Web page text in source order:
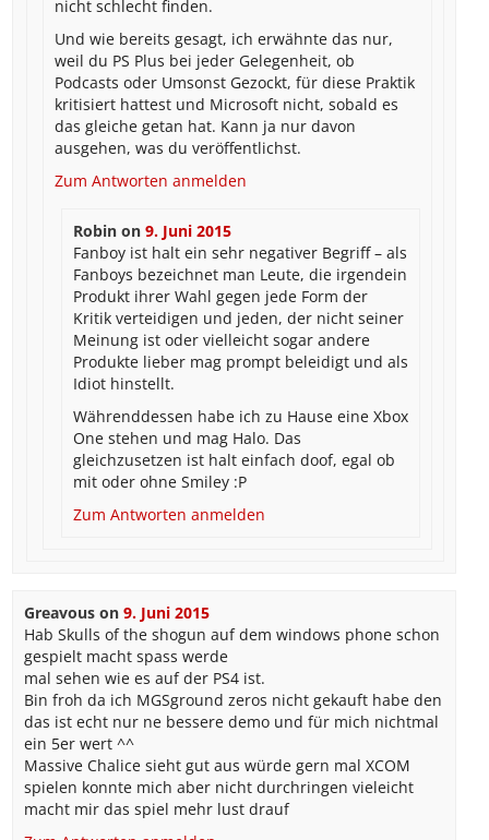
nicht schlecht finden.
Und wie bereits gesagt, ich erwähnte das nur,
weil du PS Plus bei jeder Gelegenheit, ob
Podcasts oder Umsonst Gezockt, für diese Praktik
kritisiert hattest und Microsoft nicht, sobald es
das gleiche getan hat. Kann ja nur davon
ausgehen, was du veröffentlichst.
Zum Antworten anmelden
Robinon 9. Juni 2015
Fanboy ist halt ein sehr negativer Begriff – als
Fanboys bezeichnet man Leute, die irgendein
Produkt ihrer Wahl gegen jede Form der
Kritik verteidigen und jeden, der nicht seiner
Meinung ist oder vielleicht sogar andere
Produkte lieber mag prompt beleidigt und als
Idiot hinstellt.
Währenddessen habe ich zu Hause eine Xbox
One stehen und mag Halo. Das
gleichzusetzen ist halt einfach doof, egal ob
mit oder ohne Smiley :P
Zum Antworten anmelden
Greavouson 9. Juni 2015
Hab Skulls of the shogun auf dem windows phone schon
gespielt macht spass werde
mal sehen wie es auf der PS4 ist.
Bin froh da ich MGSground zeros nicht gekauft habe den
das ist echt nur ne bessere demo und für mich nichtmal
ein 5er wert ^^
Massive Chalice sieht gut aus würde gern mal XCOM
spielen konnte mich aber nicht durchringen vieleicht
macht mir das spiel mehr lust drauf